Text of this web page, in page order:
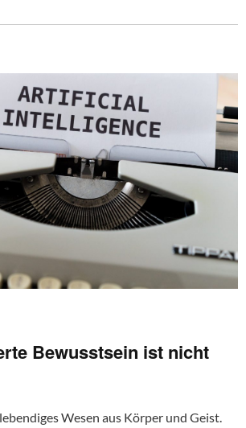
Bewusstsein ist nicht
Wesen aus Körper und Geist.